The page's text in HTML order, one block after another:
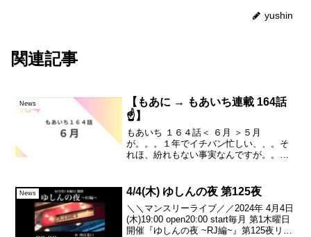
yushin
関連記事
News
【もあに → もあいち連載 164話
☝️】
もあいち １６４話＜ ６月 ＞５月
が。。。１年でイチバン忙しい、、。そ
れほ、紛れもない事実なんですが。。。
品！》① - バレンタイン編 -② - 四人の夏
休み...
News 4/4(木) ゆしんの夜 第125夜
＼＼マンスリーライブ／／2024年 4月4日
(木)19:00 open20:00 start毎月 第1木曜日
開催『ゆしんの夜 ~RJ編~』第125夜リク